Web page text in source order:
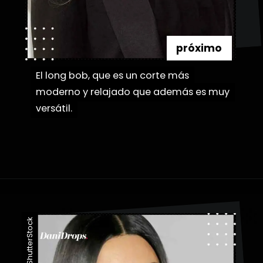
El long bob, que es un corte más
moderno y relajado que además es muy
versátil.
El long bob, que es un corte más
moderno y relajado que además es muy
versátil.
próximo